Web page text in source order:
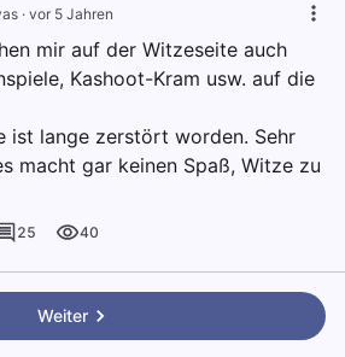
· vor 5 Jahren
mir auf der Witzeseite auch
Kashoot-Kram usw. auf die
ist lange zerstört worden. Sehr
macht gar keinen Spaß, Witze zu
25 40
Weiter